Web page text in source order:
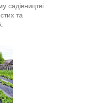
садівництві
та